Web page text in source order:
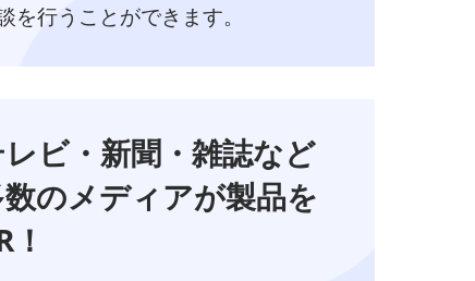
行うことができます。
ビ・新聞・雑誌など
のメディアが製品を
！